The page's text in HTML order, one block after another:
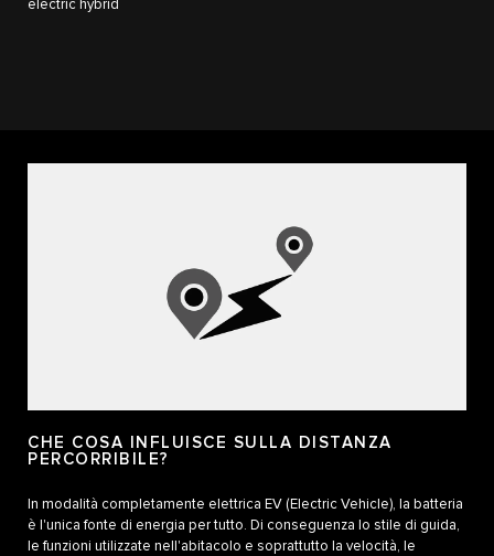
electric hybrid
CHE COSA INFLUISCE SULLA DISTANZA
PERCORRIBILE?
In modalità completamente elettrica EV (Electric Vehicle), la batteria
è l'unica fonte di energia per tutto. Di conseguenza lo stile di guida,
le funzioni utilizzate nell'abitacolo e soprattutto la velocità, le